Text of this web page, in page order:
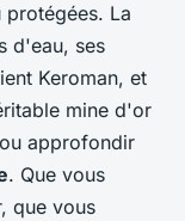
La
d'eau, ses
Keroman, et
mine d'or
approfondir
. Que vous
que vous